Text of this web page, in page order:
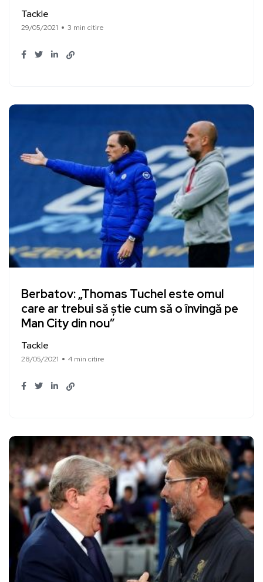
Tackle
29/05/2021 3 min citire
Berbatov: „Thomas Tuchel este omul
care ar trebui să știe cum să o învingă pe
Man City din nou”
Tackle
28/05/2021 4 min citire